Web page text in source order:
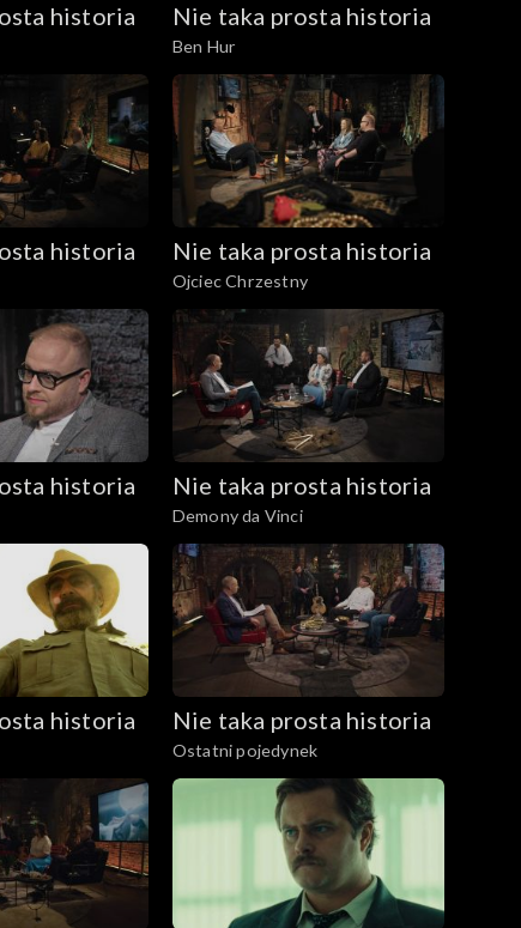
historia Nie taka prosta historia
Ben Hur
historia Nie taka prosta historia
Ojciec Chrzestny
historia Nie taka prosta historia
Demony da Vinci
historia Nie taka prosta historia
Ostatni pojedynek